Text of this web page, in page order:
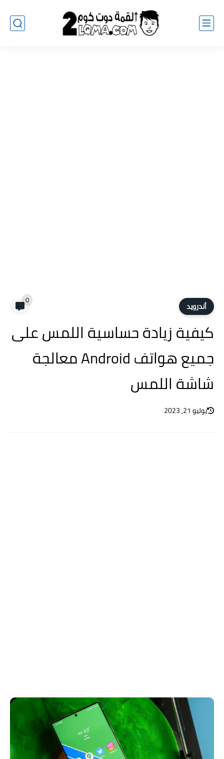
أندرويد 0
كيفية زيادة حساسية اللمس على
جميع هواتف Android معالجة
شاشة اللمس
يوليو 21, 2023